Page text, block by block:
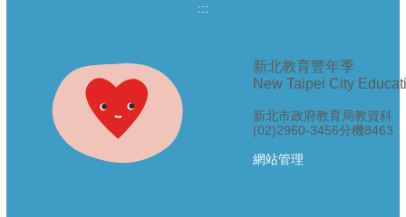
:::
新北教育豐年季
New Taipei City
新北市政府教育局教資科
(02)2960-3456分機8463
網站管理